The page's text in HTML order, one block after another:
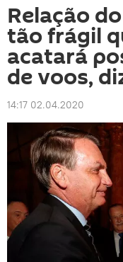
Relação
tão frágil
acatará
de voos,
14:17 02.04.2020